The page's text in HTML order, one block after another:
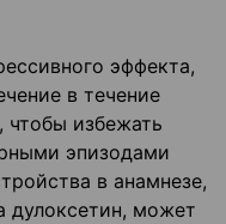
эффекта,
в течение
чтобы избежать
эпизодами
в анамнезе,
дулоксетин, может